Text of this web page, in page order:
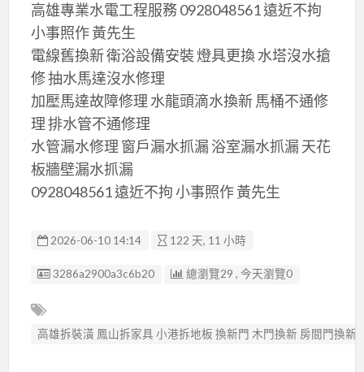
高雄專業水電工程服務 0928048561 遠近不拘
小事照作 黃先生
電線舊換新 衛浴設備安裝 燈具更換 水塔沒水搶
修 抽水馬達沒水修理
加壓馬達故障修理 水龍頭滴水換新 馬桶不通修
理 排水管不通修理
水管漏水修理 窗戶漏水抓漏 浴室漏水抓漏 天花
板牆壁漏水抓漏
0928048561 遠近不拘 小事照作 黃先生
2026-06-10 14:14 122 天, 11 小時
廣告编號
3286a2900a3c6b20 總瀏覽29 , 今天瀏覽0
高雄拆裝潢 鳳山拆家具 小港拆地板 換新門 木門換新 房間門換新